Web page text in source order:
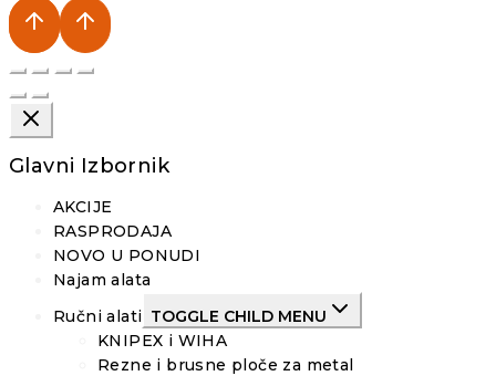
Glavni Izbornik
AKCIJE
RASPRODAJA
NOVO U PONUDI
Najam alata
Ručni alati TOGGLE CHILD MENU
KNIPEX i WIHA
Rezne i brusne ploče za metal